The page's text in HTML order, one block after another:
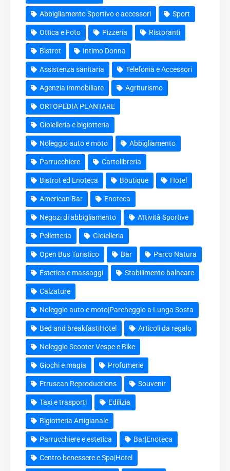
Abbigliamento Sportivo e accessori Sport
Ottica e Foto Pizzeria Ristoranti
Bistrot Intimo Donna
Assistenza sanitaria Telefonia e Accessori
Agenzia immobiliare Agriturismo
ORTOPEDIA PLANTARE
Gioielleria e bigiotteria
Noleggio auto e moto Abbigliamento
Parrucchiere Cartolibreria
Bistrot ed Enoteca Boutique Hotel
American Bar Enoteca
Negozi di abbigliamento Attività Sportive
Pelletteria Gioielleria
Open Bus Turistico Bar Parco Natura
Estetica e massaggi Stabilimento balneare
Calzature
Noleggio auto e moto|Parcheggio a Lunga Sosta
Bed and breakfast|Hotel Articoli da regalo
Noleggio Scooter Vespe e Bike
Giochi e magia Profumerie
Etruscan Reproductions Souvenir
Taxi e trasporti Edilizia
Bigiotteria Artigianale
Parrucchiere e estetica Bar|Enoteca
Centro benessere e Spa|Hotel